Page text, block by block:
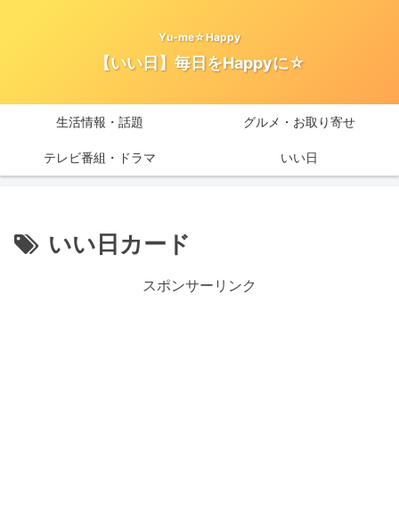
Yu-me☆Happy
【いい日】毎日をHappyに☆
生活情報・話題 グルメ・お取り寄せ
テレビ番組・ドラマ いい日
いい日カード
スポンサーリンク